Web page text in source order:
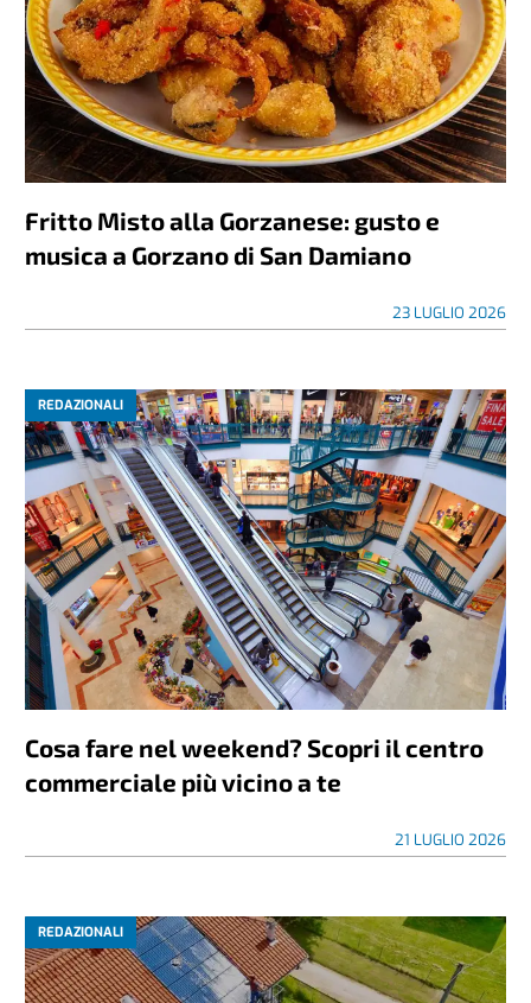
Fritto Misto alla Gorzanese: gusto e
musica a Gorzano di San Damiano
23 LUGLIO 2026
REDAZIONALI
Cosa fare nel weekend? Scopri il centro
commerciale più vicino a te
21 LUGLIO 2026
REDAZIONALI